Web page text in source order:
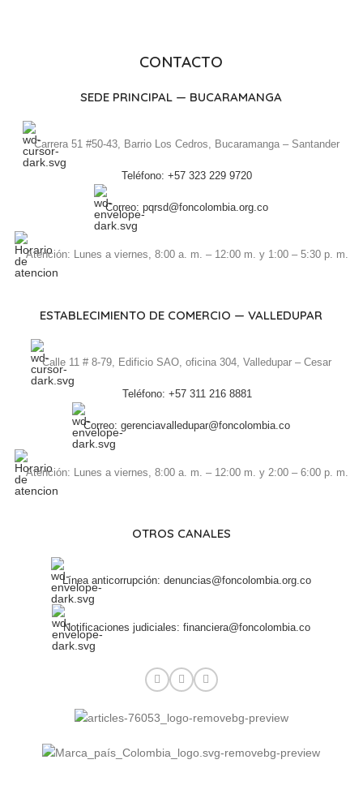
CONTACTO
SEDE PRINCIPAL — BUCARAMANGA
Carrera 51 #50-43, Barrio Los Cedros, Bucaramanga – Santander
Teléfono: +57 323 229 9720
Correo: pqrsd@foncolombia.org.co
Atención: Lunes a viernes, 8:00 a. m. – 12:00 m. y 1:00 – 5:30 p. m.
ESTABLECIMIENTO DE COMERCIO — VALLEDUPAR
Calle 11 # 8-79, Edificio SAO, oficina 304, Valledupar – Cesar
Teléfono: +57 311 216 8881
Correo: gerenciavalledupar@foncolombia.co
Atención: Lunes a viernes, 8:00 a. m. – 12:00 m. y 2:00 – 6:00 p. m.
OTROS CANALES
Línea anticorrupción: denuncias@foncolombia.org.co
Notificaciones judiciales: financiera@foncolombia.co